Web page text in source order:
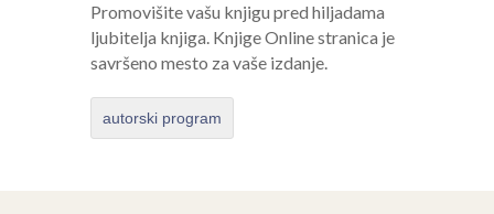
Promovišite vašu knjigu pred hiljadama
ljubitelja knjiga. Knjige Online stranica je
savršeno mesto za vaše izdanje.
autorski program